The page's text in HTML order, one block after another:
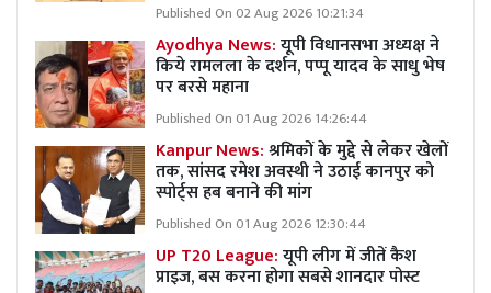
Published On 02 Aug 2026 10:21:34
Ayodhya News:यूपी विधानसभा अध्यक्ष ने
किये रामलला के दर्शन, पप्पू यादव के साधु भेष
पर बरसे महाना
Published On 01 Aug 2026 14:26:44
Kanpur News:श्रमिकों के मुद्दे से लेकर खेलों
तक, सांसद रमेश अवस्थी ने उठाई कानपुर को
स्पोर्ट्स हब बनाने की मांग
Published On 01 Aug 2026 12:30:44
UP T20 League:यूपी लीग में जीतें कैश
प्राइज, बस करना होगा सबसे शानदार पोस्ट